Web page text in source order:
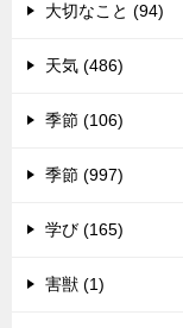
大切なこと (94)
天気 (486)
季節 (106)
季節 (997)
学び (165)
害獣 (1)